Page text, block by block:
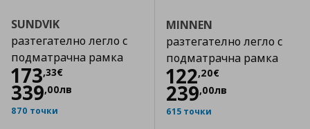
SUNDVIK
разтегателно легло с
подматрачна рамка
173,33€
Цена
339,00лв
870 точки
MINNEN
разтегателно легло с
подматрачна рамка
122,20€
Цена
239,00лв
615 точки